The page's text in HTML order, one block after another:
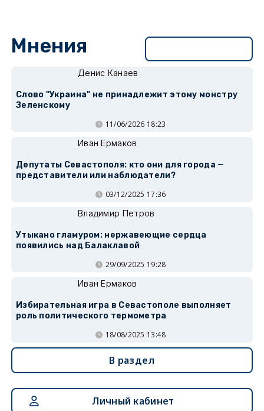
Мнения
Денис Канаев
Слово "Украина" не принадлежит этому монстру
Зеленскому
11/06/2026 18:23
Иван Ермаков
Депутаты Севастополя: кто они для города —
представители или наблюдатели?
03/12/2025 17:36
Владимир Петров
Утыкано гламуром: нержавеющие сердца
появились над Балаклавой
29/09/2025 19:28
Иван Ермаков
Избирательная игра в Севастополе выполняет
роль политического термометра
18/08/2025 13:48
В раздел
Личный кабинет